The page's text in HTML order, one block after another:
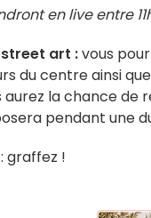
en live entre
art :vous
du centre ainsi
aurez la chance
pendant une
graffez !